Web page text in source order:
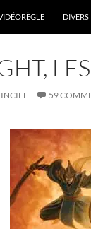
DIVERS
59